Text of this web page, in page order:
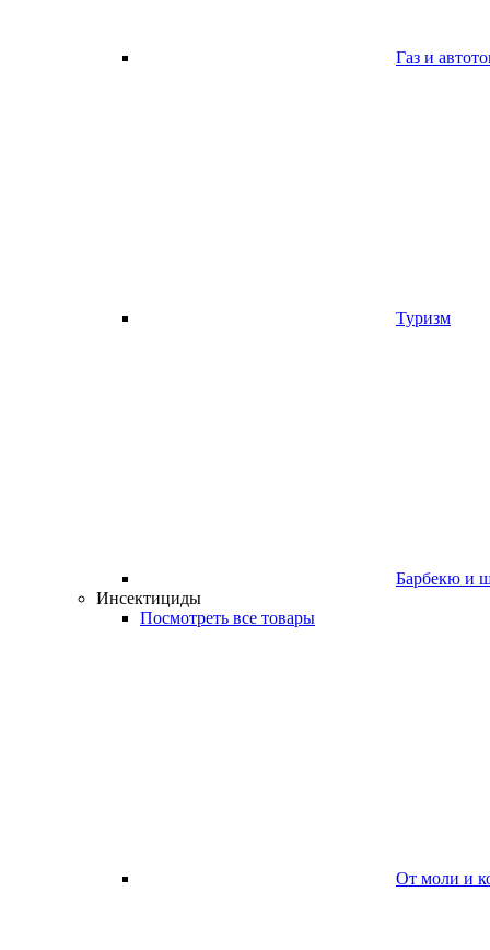
Газ и
Туризм
Барбекю и
Инсектициды
Посмотреть все товары
От моли и